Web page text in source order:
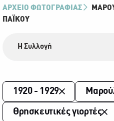
ΑΡΧΕΙΟ ΦΩΤΟΓΡΑΦΙΑΣ
ΠΑΪ́ΚΟΥ
Η Συλλογή
1920 - 1929
Θρησκευτικές γιορτές